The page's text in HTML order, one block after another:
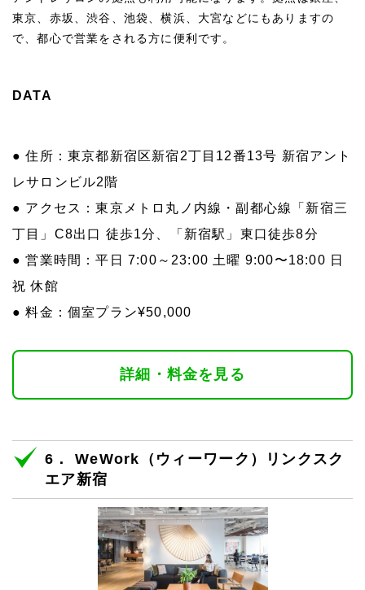
東京、赤坂、渋谷、池袋、横浜、大宮などにもありますの
で、都心で営業をされる方に便利です。
DATA
● 住所：東京都新宿区新宿2丁目12番13号 新宿アント
レサロンビル2階
● アクセス：東京メトロ丸ノ内線・副都心線「新宿三
丁目」C8出口 徒歩1分、「新宿駅」東口徒歩8分
● 営業時間：平日 7:00～23:00 土曜 9:00〜18:00 日
祝 休館
● 料金：個室プラン¥50,000
詳細・料金を見る
6． WeWork（ウィーワーク）リンクスク
エア新宿